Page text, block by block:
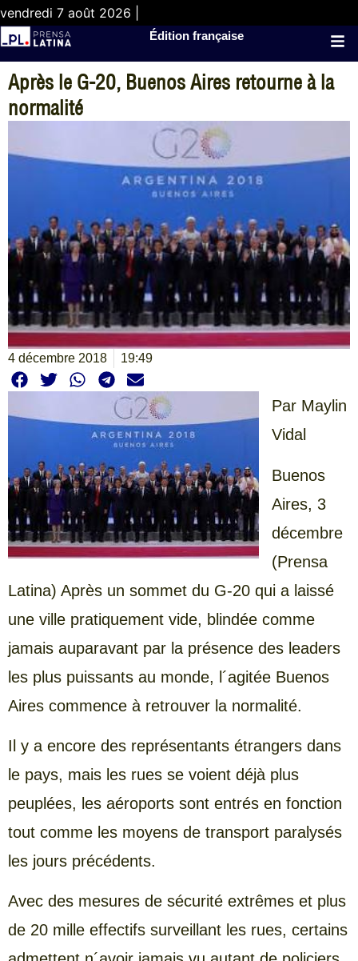
vendredi 7 août 2026 |
Édition française
Après le G-20, Buenos Aires retourne à la
normalité
4 décembre 2018 19:49
Par Maylin
Vidal
Buenos
Aires, 3
décembre
(Prensa
Latina) Après un sommet du G-20 qui a laissé
une ville pratiquement vide, blindée comme
jamais auparavant par la présence des leaders
les plus puissants au monde, l´agitée Buenos
Aires commence à retrouver la normalité.
Il y a encore des représentants étrangers dans
le pays, mais les rues se voient déjà plus
peuplées, les aéroports sont entrés en fonction
tout comme les moyens de transport paralysés
les jours précédents.
Avec des mesures de sécurité extrêmes et plus
de 20 mille effectifs surveillant les rues, certains